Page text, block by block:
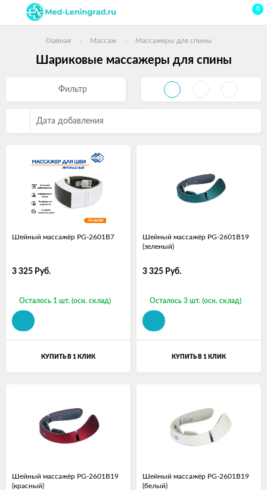
0
Главная Массаж Массажеры для спины
Шариковые массажеры для спины
Фильтр
Дата добавления
Шейный массажёр PG-2601B7
3 325 Руб.
Осталось 1 шт. (осн. склад)
КУПИТЬ В 1 КЛИК
Шейный массажёр PG-2601B19
(зеленый)
3 325 Руб.
Осталось 3 шт. (осн. склад)
КУПИТЬ В 1 КЛИК
Шейный массажёр PG-2601B19
(красный)
Шейный массажёр PG-2601B19
(белый)